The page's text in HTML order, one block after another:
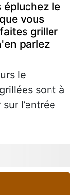
épluchez le
vous
griller
parlez
le
sont à
l’entrée